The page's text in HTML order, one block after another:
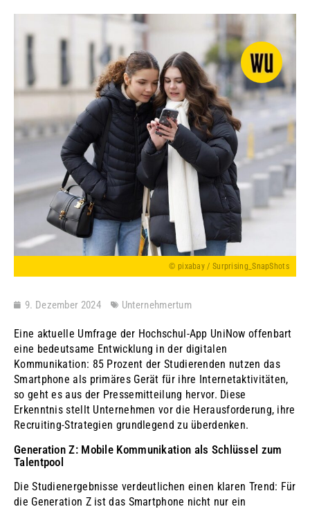
© pixabay / Surprising_SnapShots
9. Dezember 2024 Unternehmertum
Eine aktuelle Umfrage der Hochschul-App UniNow offenbart
eine bedeutsame Entwicklung in der digitalen
Kommunikation: 85 Prozent der Studierenden nutzen das
Smartphone als primäres Gerät für ihre Internetaktivitäten,
so geht es aus der Pressemitteilung hervor. Diese
Erkenntnis stellt Unternehmen vor die Herausforderung, ihre
Recruiting-Strategien grundlegend zu überdenken.
Generation Z: Mobile Kommunikation als Schlüssel zum
Talentpool
Die Studienergebnisse verdeutlichen einen klaren Trend: Für
die Generation Z ist das Smartphone nicht nur ein